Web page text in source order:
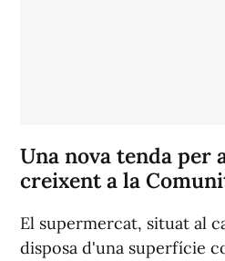
Una nova tenda per
creixent a la
El supermercat, situat al
disposa d'una superfície